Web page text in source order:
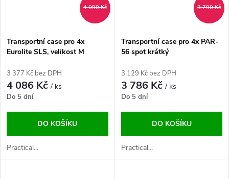
4 090 Kč
Transportní case pro 4x
Eurolite SLS, velikost M
3 377 Kč bez DPH
4 086 Kč/ ks
Do 5 dní
DO KOŠÍKU
Practical...
3 790 Kč
Transportní case pro 4x PAR-
56 spot krátký
3 129 Kč bez DPH
3 786 Kč/ ks
Do 5 dní
DO KOŠÍKU
Practical...